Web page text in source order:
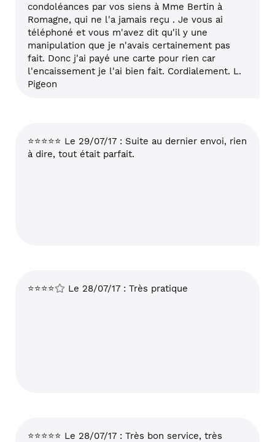
condoléances par vos siens à Mme Bertin à
Romagne, qui ne l'a jamais reçu . Je vous ai
téléphoné et vous m'avez dit qu'il y une
manipulation que je n'avais certainement pas
fait. Donc j'ai payé une carte pour rien car
l'encaissement je l'ai bien fait. Cordialement. L.
Pigeon
⭐⭐⭐⭐⭐ Le 29/07/17 : Suite au dernier envoi, rien
à dire, tout était parfait.
⭐⭐⭐⭐ Le 28/07/17 : Très pratique
⭐⭐⭐⭐⭐ Le 28/07/17 : Très bon service, très